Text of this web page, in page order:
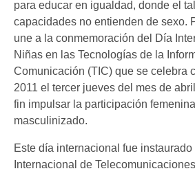
para educar en igualdad, donde el
capacidades no entienden de sexo.
une a la conmemoración del Día
Niñas en las Tecnologías de la
Comunicación (TIC) que se celebra
2011 el tercer jueves del mes de
fin impulsar la participación
masculinizado.
Este día internacional fue
Internacional de